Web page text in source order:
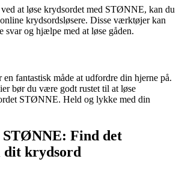
at løse krydsordet med STØNNE, kan du
krydsordsløsere. Disse værktøjer kan
svar og hjælpe med at løse gåden.
fantastisk måde at udfordre din hjerne på.
bør du være godt rustet til at løse
STØNNE. Held og lykke med din
STØNNE: Find det
krydsord